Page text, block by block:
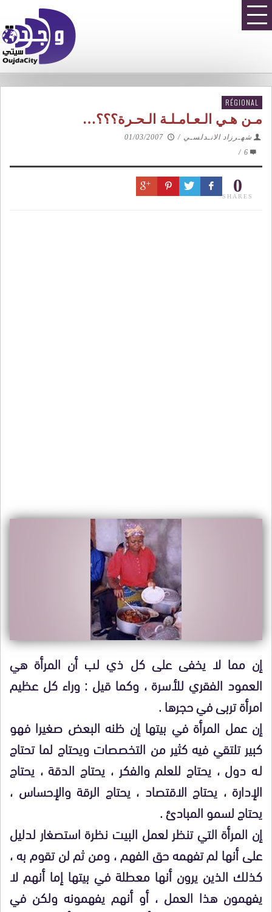
RÉGIONAL
مـن هـي الـعـامـلـة الـحـرة؟؟؟…
شهـرزاد الانـدلسـي /
01/03/2007
6
/
0
SHARES
إن مما لا يخفى على كل ذي لب أن المرأة هي
العمود الفقري للأسرة ، وكما قيل : وراء كل عظيم
امرأة تربى في حجرها .
إن عمل المرأة في بيتها إن ظنه البعض صغيرا فهو
كبير تلتقي فيه كثير من التخصصات ويحتاج لما تحتاج
لـه دول ، يحتاج للعلم والفكر ، يحتاج الدقة ، يحتاج
الإدارة ، يحتاج الاقتصاد ، يحتاج الرقة والإحساس ،
يحتاج لسمو المبادئ .
إن المرأة التي تنظر لعمل البيت نظرة استصغار لدليل
على أنها لم تفهمه حق الفهم ، ومن ثم لن تقوم به ،
كذلك الذين يرون أنها معطلة في بيتها إما أنهم لا
يفهمون هذا العمل ، أو أنهم يفهمونه ولكن في